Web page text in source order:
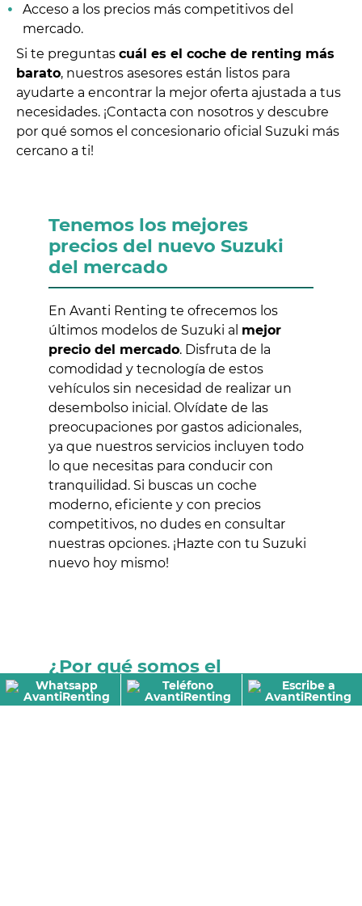
Acceso a los precios más competitivos del
mercado.
Si te preguntas cuál es el coche de renting más
barato, nuestros asesores están listos para
ayudarte a encontrar la mejor oferta ajustada a tus
necesidades. ¡Contacta con nosotros y descubre
por qué somos el concesionario oficial Suzuki más
cercano a ti!
Tenemos los mejores
precios del nuevo Suzuki
del mercado
En Avanti Renting te ofrecemos los
últimos modelos de Suzuki al mejor
precio del mercado. Disfruta de la
comodidad y tecnología de estos
vehículos sin necesidad de realizar un
desembolso inicial. Olvídate de las
preocupaciones por gastos adicionales,
ya que nuestros servicios incluyen todo
lo que necesitas para conducir con
tranquilidad. Si buscas un coche
moderno, eficiente y con precios
competitivos, no dudes en consultar
nuestras opciones. ¡Hazte con tu Suzuki
nuevo hoy mismo!
¿Por qué somos el
concesionario más barato
de Ceuta?